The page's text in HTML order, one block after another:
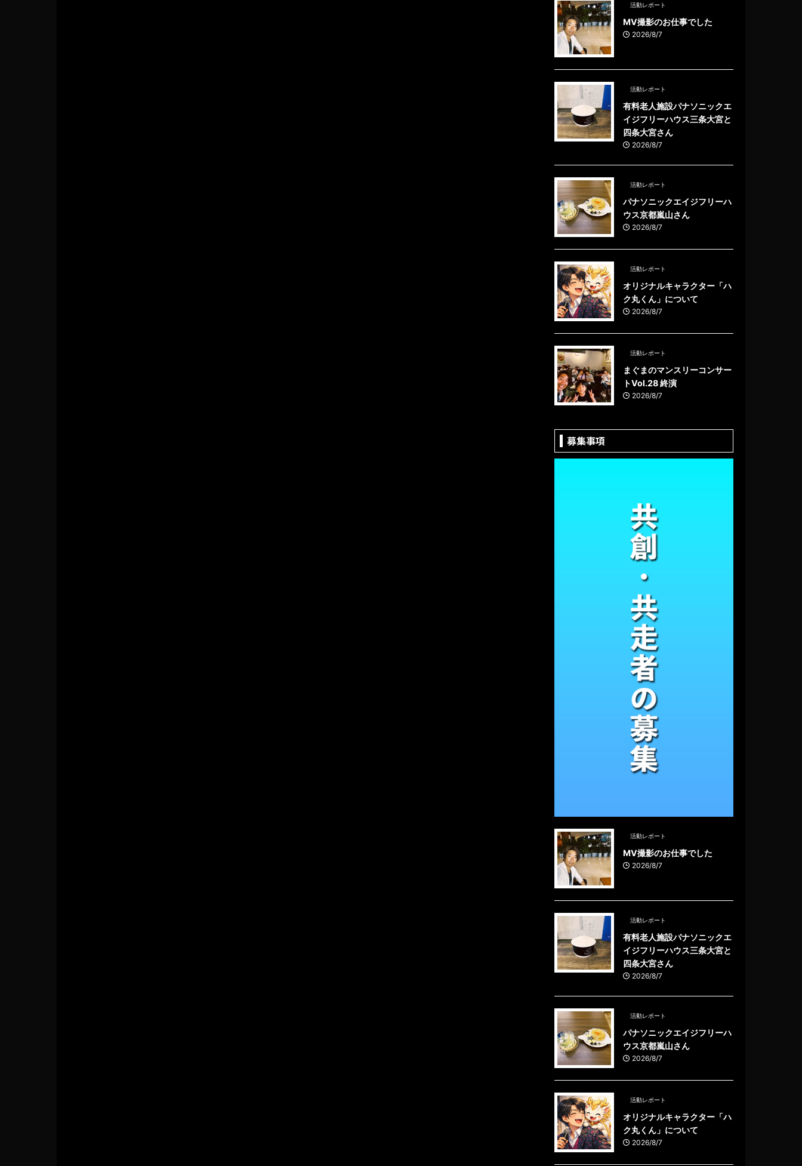
活動レポート
MV撮影のお仕事でした
2026/8/7
活動レポート
有料老人施設パナソニックエ
イジフリーハウス三条大宮と
四条大宮さん
2026/8/7
活動レポート
パナソニックエイジフリーハ
ウス京都嵐山さん
2026/8/7
活動レポート
オリジナルキャラクター「ハ
ク丸くん」について
2026/8/7
活動レポート
まぐまのマンスリーコンサー
トVol.28 終演
2026/8/7
募集事項
活動レポート
MV撮影のお仕事でした
2026/8/7
活動レポート
有料老人施設パナソニックエ
イジフリーハウス三条大宮と
四条大宮さん
2026/8/7
活動レポート
パナソニックエイジフリーハ
ウス京都嵐山さん
2026/8/7
活動レポート
オリジナルキャラクター「ハ
ク丸くん」について
2026/8/7